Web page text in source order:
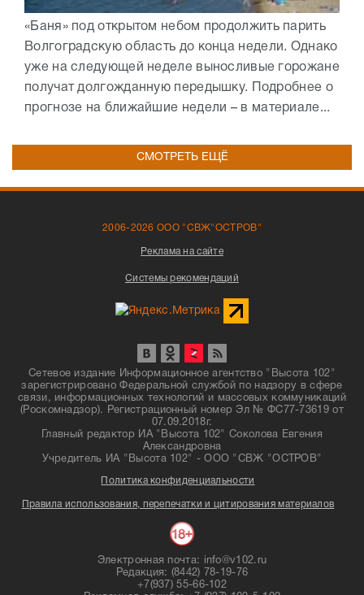
«Баня» под открытом небом продолжить парить
Волгоградскую область до конца недели. Однако
уже на следующей неделе выносливые горожане
получат долгожданную передышку. Подробнее о
прогнозе на ближайшие недели – в материале...
СМОТРЕТЬ ЕЩЁ
2006-2026 ООО "СВЖ"ОСТРОВ"
Реклама на сайте
Системы рекомендаций
Сетевое издание Информационное агентство "Высота 102"
зарегистрировано Федеральной службой по надзору в сфере
связи, информационных технологий и массовых коммуникаций
(Роскомнадзор). Регистрационный номер Эл № ФС77-73619 от
07.09.2018г.
Главный редактор ИА "Высота 102" Соколова Евгения
Александровна
Учредитель ИА "Высота 102" - ООО "СВЖ "ОСТРОВ"
Политика конфиденциальности
Правила использования, перепечатки и цитирования материалов
Электронная почта: info@v102.ru
Редакция: (8442) 78-19-76
+7(937) 55-66-102